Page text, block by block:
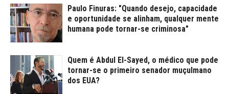
Paulo Finuras: "Quando desejo, capacidade
e oportunidade se alinham, qualquer mente
humana pode tornar-se criminosa"
Quem é Abdul El-Sayed, o médico que pode
tornar-se o primeiro senador muçulmano
dos EUA?